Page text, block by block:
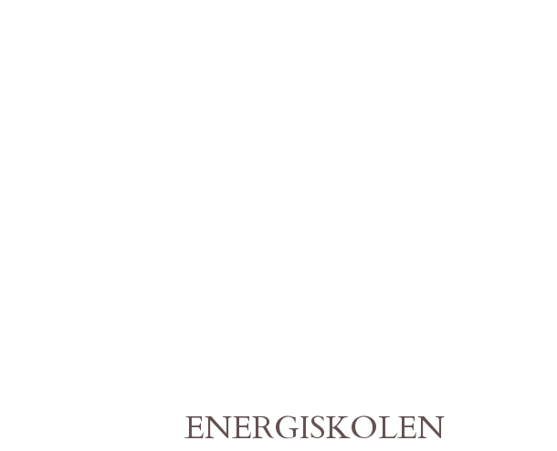
ENERGISKOLEN